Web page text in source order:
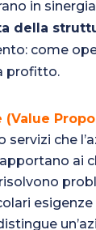
in
della
come
profitto.
(Value
che
ai